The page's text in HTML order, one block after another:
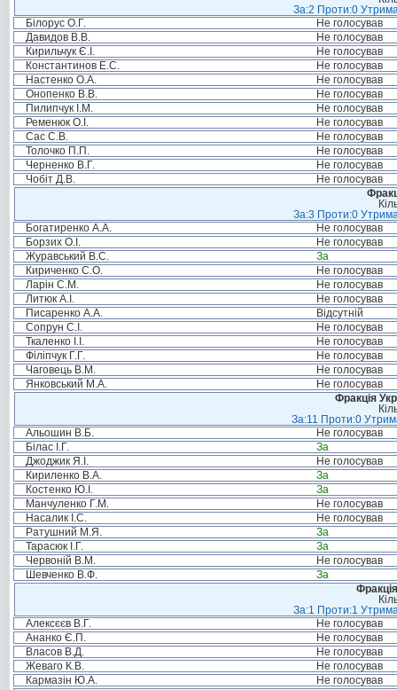
За:2 Проти:0
Білорус О.Г.
Не голосував
Давидов В.В.
Не голосував
Кирильчук Є.І.
Не голосував
Константинов Е.С.
Не голосував
Настенко О.А.
Не голосував
Онопенко В.В.
Не голосував
Пилипчук І.М.
Не голосував
Ременюк О.І.
Не голосував
Сас С.В.
Не голосував
Толочко П.П.
Не голосував
Черненко В.Г.
Не голосував
Чобіт Д.В.
Не голосував
За:3 Проти:0
Богатиренко А.А.
Не голосував
Борзих О.І.
Не голосував
Журавський В.С.
За
Кириченко С.О.
Не голосував
Ларін С.М.
Не голосував
Литюк А.І.
Не голосував
Писаренко А.А.
Відсутній
Сопрун С.І.
Не голосував
Ткаленко І.І.
Не голосував
Філіпчук Г.Г.
Не голосував
Чаговець В.М.
Не голосував
Янковський М.А.
Не голосував
Фракція
За:11 Проти:0
Альошин В.Б.
Не голосував
Білас І.Г.
За
Джоджик Я.І.
Не голосував
Кириленко В.А.
За
Костенко Ю.І.
За
Манчуленко Г.М.
Не голосував
Насалик І.С.
Не голосував
Ратушний М.Я.
За
Тарасюк І.Г.
За
Червоній В.М.
Не голосував
Шевченко В.Ф.
За
За:1 Проти:1
Алексєєв В.Г.
Не голосував
Ананко Є.П.
Не голосував
Власов В.Д.
Не голосував
Жеваго К.В.
Не голосував
Кармазін Ю.А.
Не голосував